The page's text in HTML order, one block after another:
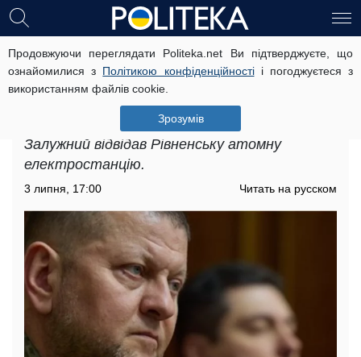
Продовжуючи переглядати Politeka.net Ви підтверджуєте, що
ознайомилися з Політикою конфіденційностіі погоджуєтеся з
використанням файлів cookie.
Зрозумів
Залужний вдруге за останні дні
відвідав Рівненську АЕС:
подробиці, відео
Головнокомандувач української армії Валерій
Залужний відвідав Рівненську атомну
електростанцію.
3 липня, 17:00 Читать на русском